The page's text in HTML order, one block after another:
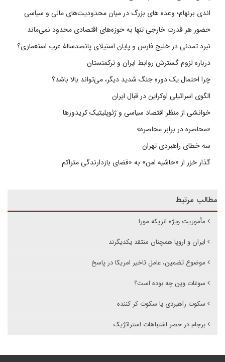
اندی برنهام؛ وعده های بزرگ در میان محدودیت‌های مالی و سیاسی
حضور هر قدرت خارجی تنها به حوزه‌های اقتصادی محدود نمی‌ماند
نبرد تمدنی در خلیج فارس و پایان استیلای پانصدسالۀ غرب استعماری؟
درباره لزوم گسترش روابط ایران و ترکمنستان
چرا احتمال یک دوره جنگ شدید دیگر، می‌تواند بالا باشد؟
الگوی اسرائیلی اوکراین در قبال ایران
خوانشی از منظر اقتصاد سیاسی و ژئوپلیتیک کریدورها
«محاصره در برابر محاصره»
سه خطای راهبردی تهران
گذار خزر از «حاشیه امن» به «فضای بازدارندگی متراکم
مطالب مرتبط
مأموریت ویژه انریکه مورا
ایران و اروپا همچنان منتقد یکدیگرند
موضوع تضمین، عامل تاخیر امریکا در پاسخ
سوغات وین چه بوده است؟
سکوت راهبردی یا سکوت کر کننده
برجام در حصر اشتباهات استراتژیک